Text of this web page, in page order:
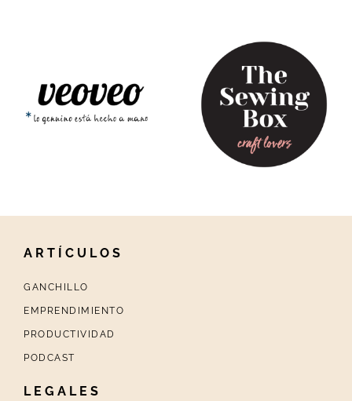
ARTÍCULOS
GANCHILLO
EMPRENDIMIENTO
PRODUCTIVIDAD
PODCAST
LEGALES